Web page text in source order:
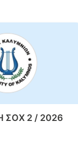
ΣΟΧ 2 / 2026